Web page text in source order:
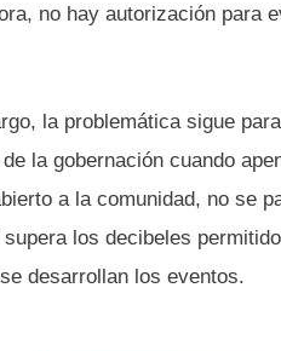
no hay autorización para
la problemática sigue
la gobernación cuando
a la comunidad, no se
los decibeles
desarrollan los eventos.